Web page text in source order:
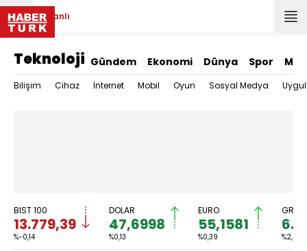
Canlı
Teknoloji Gündem Ekonomi Dünya Spor
Bilişim Cihaz İnternet Mobil Oyun Sosyal Medya
BIST 100
13.779,39
%-0,14
DOLAR
47,6998
%0,13
EURO
55,1581
%0,39 %2,59